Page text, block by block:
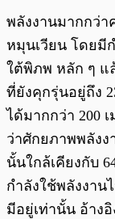
พลังงานมากกว่า
หมุนเวียน โดยมี
ใต้พิภพ หลัก ๆ แ
ที่ยังคุกรุ่นอยู่ถึง
ได้มากกว่า 200
ว่าศักยภาพพลัง
นั้นใกล้เคียงกับ
กำลังใช้พลังงาน
มีอยู่เท่านั้น อ้าง